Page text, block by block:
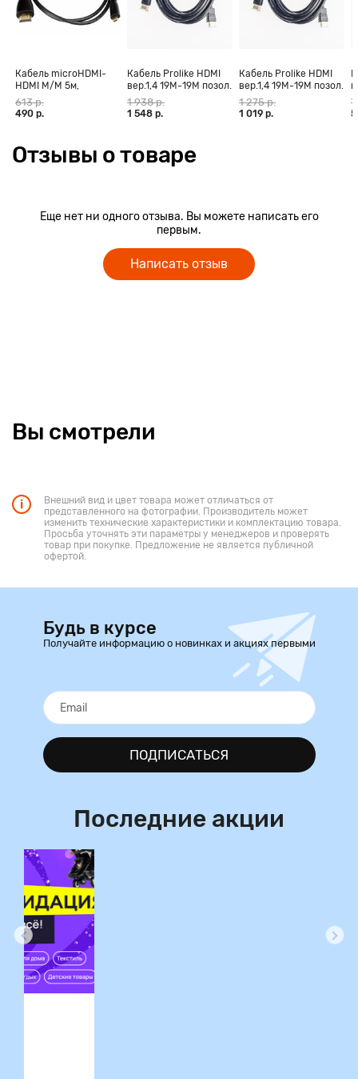
Кабель microHDMI-
HDMI M/M 5м,
позолоченные
контакты Blister box
613 р.
490 р.
Кабель Prolike HDMI
вер.1,4 19М-19М позол.
конт., ферритовые
кольца, 30 м
1 938 р.
1 548 р.
Кабель Prolike HDMI
вер.1,4 19М-19М позол.
конт., ферритовые
кольца, 20 м
1 275 р.
1 019 р.
Отзывы о товаре
Еще нет ни одного отзыва. Вы можете написать его
первым.
Написать отзыв
Вы смотрели
Внешний вид и цвет товара может отличаться от
представленного на фотографии. Производитель может
изменить технические характеристики и комплектацию товара.
Просьба уточнять эти параметры у менеджеров и проверять
товар при покупке. Предложение не является публичной
офертой.
Будь в курсе
Получайте информацию о новинках и акциях первыми
ПОДПИСАТЬСЯ
Последние акции